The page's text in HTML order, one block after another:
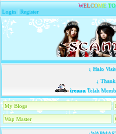
WELCOME TO
Login |Register
↓ Halo
↓
irenonTelah
My Blogs
Wap Master